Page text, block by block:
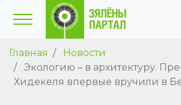
Главная
Новости
Экологию – в архитектуру.
Хидекеля впервые вручили в